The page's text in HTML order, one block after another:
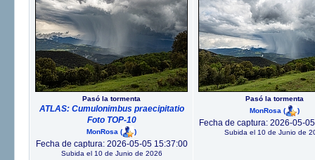
Pasó la tormenta
ATLAS: Cumulonimbus praecipitatio
Foto TOP-10
MonRosa ( )
Fecha de captura: 2026-05-05 15:37:00
Subida el 10 de Junio de 2026
Pasó la tormenta
MonRosa ( )
Fecha de captura: 2026-05-
Subida el 10 de Junio de